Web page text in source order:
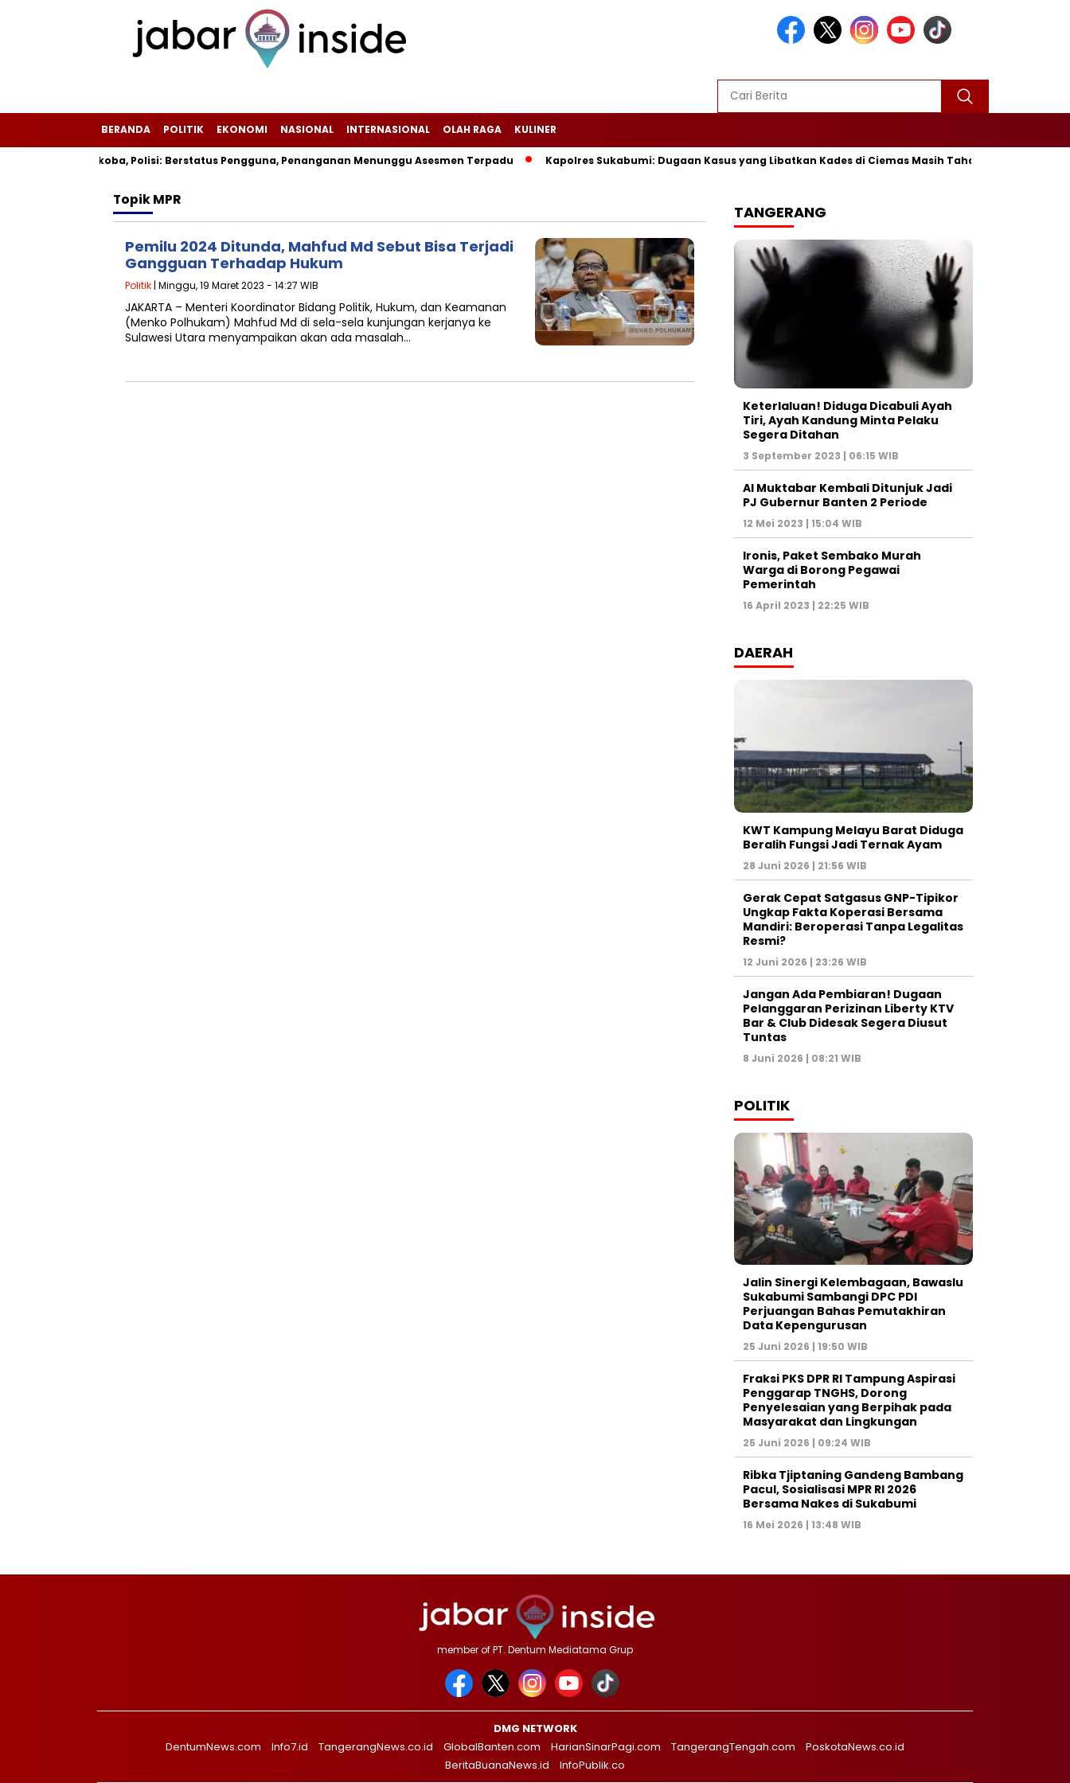
BERANDA POLITIK EKONOMI NASIONAL INTERNASIONAL OLAH RAGA KULINER
Positif Narkoba, Polisi: Berstatus Pengguna, Penanganan Menunggu Asesmen Terpadu Kapolres Sukabumi: Dugaan Kasus yang Libatkan Kades di Ciemas Masih Tahap Penyelidikan
TopikMPR
Pemilu 2024 Ditunda, Mahfud Md Sebut Bisa Terjadi
Gangguan Terhadap Hukum
Politik | Minggu, 19 Maret 2023 - 14:27 WIB
JAKARTA – Menteri Koordinator Bidang Politik, Hukum, dan Keamanan
(Menko Polhukam) Mahfud Md di sela-sela kunjungan kerjanya ke
Sulawesi Utara menyampaikan akan ada masalah…
TANGERANG
Keterlaluan! Diduga Dicabuli Ayah
Tiri, Ayah Kandung Minta Pelaku
Segera Ditahan
3 September 2023 | 06:15 WIB
Al Muktabar Kembali Ditunjuk Jadi
PJ Gubernur Banten 2 Periode
12 Mei 2023 | 15:04 WIB
Ironis, Paket Sembako Murah
Warga di Borong Pegawai
Pemerintah
16 April 2023 | 22:25 WIB
DAERAH
KWT Kampung Melayu Barat Diduga
Beralih Fungsi Jadi Ternak Ayam
28 Juni 2026 | 21:56 WIB
Gerak Cepat Satgasus GNP-Tipikor
Ungkap Fakta Koperasi Bersama
Mandiri: Beroperasi Tanpa Legalitas
Resmi?
12 Juni 2026 | 23:26 WIB
Jangan Ada Pembiaran! Dugaan
Pelanggaran Perizinan Liberty KTV
Bar & Club Didesak Segera Diusut
Tuntas
8 Juni 2026 | 08:21 WIB
POLITIK
Jalin Sinergi Kelembagaan, Bawaslu
Sukabumi Sambangi DPC PDI
Perjuangan Bahas Pemutakhiran
Data Kepengurusan
25 Juni 2026 | 19:50 WIB
‎Fraksi PKS DPR RI Tampung Aspirasi
Penggarap TNGHS, Dorong
Penyelesaian yang Berpihak pada
Masyarakat dan Lingkungan‎
25 Juni 2026 | 09:24 WIB
Ribka Tjiptaning Gandeng Bambang
Pacul, Sosialisasi MPR RI 2026
Bersama Nakes di Sukabumi
16 Mei 2026 | 13:48 WIB
member of PT. Dentum Mediatama Grup
DMG NETWORK
DentumNews.com
Info7.id TangerangNews.co.id GlobalBanten.com HarianSinarPagi.com TangerangTengah.com
PoskotaNews.co.id
BeritaBuanaNews.id
InfoPublik.co